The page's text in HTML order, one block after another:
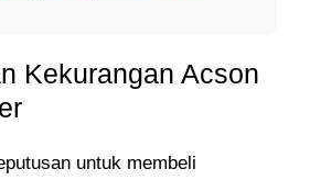
Kekurangan Acson
untuk membeli